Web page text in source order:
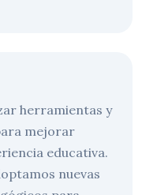
herramientas y
mejorar
educativa.
nuevas